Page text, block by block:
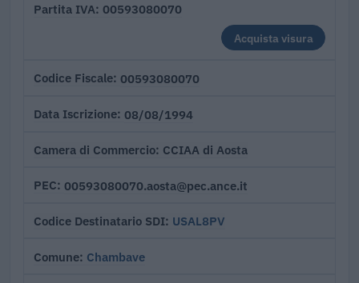
Partita IVA 00593080070
Acquista visura
Codice Fiscale 00593080070
Data Iscrizione 08/08/1994
Camera di Commercio CCIAA di Aosta
PEC 00593080070.aosta@pec.ance.it
Codice Destinatario SDI USAL8PV
Comune Chambave